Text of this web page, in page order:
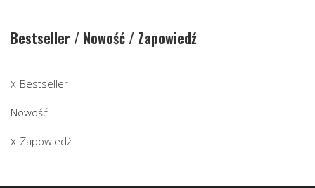
Bestseller / Nowość / Zapowiedź
Bestseller
Nowość
Zapowiedź